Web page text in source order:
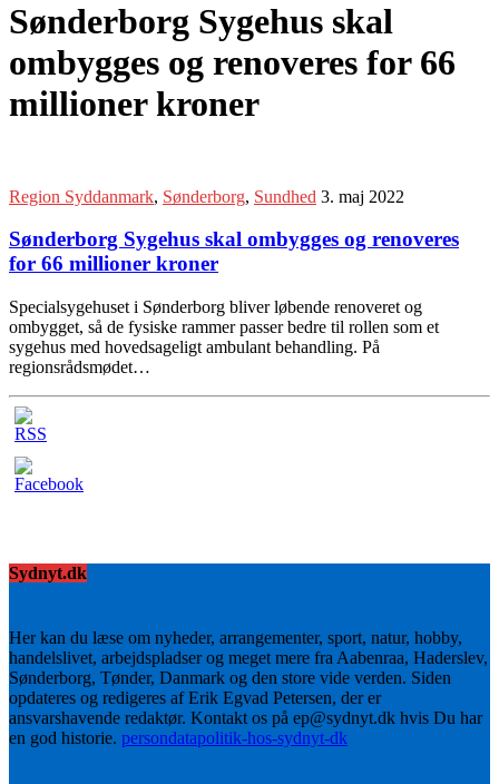
Sønderborg Sygehus skal
ombygges og renoveres for 66
millioner kroner
Region Syddanmark, Sønderborg, Sundhed 3. maj 2022
Sønderborg Sygehus skal ombygges og renoveres
for 66 millioner kroner
Specialsygehuset i Sønderborg bliver løbende renoveret og
ombygget, så de fysiske rammer passer bedre til rollen som et
sygehus med hovedsageligt ambulant behandling. På
regionsrådsmødet…
Sydnyt.dk
Her kan du læse om nyheder, arrangementer, sport, natur, hobby,
handelslivet, arbejdspladser og meget mere fra Aabenraa, Haderslev,
Sønderborg, Tønder, Danmark og den store vide verden. Siden
opdateres og redigeres af Erik Egvad Petersen, der er
ansvarshavende redaktør. Kontakt os på ep@sydnyt.dk hvis Du har
en god historie. persondatapolitik-hos-sydnyt-dk